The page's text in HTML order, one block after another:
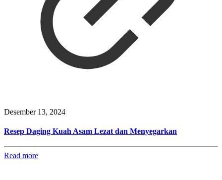
Desember 13, 2024
Resep Daging Kuah Asam Lezat dan Menyegarkan
Read more